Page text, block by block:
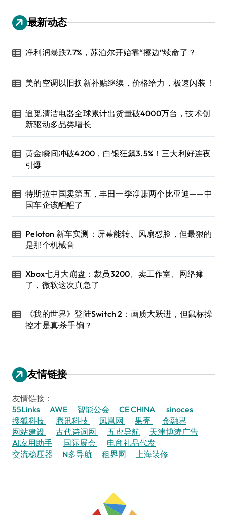
最新动态
净利润暴跌7.7%，苏泊尔开始靠“擦边”续命了？
美的空调以旧换新补贴继续，价格给力，极速闪装！
追觅清洁电器全球累计出货量破4000万台，技术创
新驱动多品类增长
黄金瞬间冲破4200，白银狂飙3.5%！三大利好连夜
引爆
特斯拉中国卖第五，丰田一季净赚两个比亚迪——中
国车企该醒醒了
Peloton 新车实测：屏幕能转、风扇怼脸，但最狠的
是那个机械音
Xbox七月大崩盘：裁员3200、卖工作室、网络瘫
了，微软这次真急了
《我的世界》登陆Switch 2：画质大跃进，但鼠标操
控才是真·杀手锏？
友情链接
友情链接：
55Links
AWE 智能公会 CE CHINA
sinoces
搜狐科技
腾讯科技 凤凰网 果壳
金融界
网站建设
古代诗词网 五虎导航
天津博涛广告
AI应用助手
国际展会
电商礼品代发
交流稳压器
N多导航 租界网 上海装修